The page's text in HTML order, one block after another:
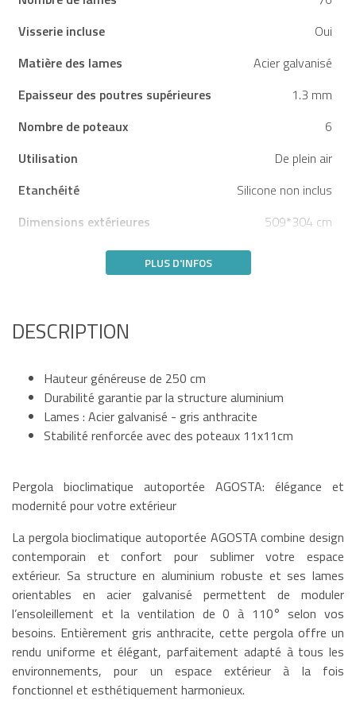
Visserie incluse
Oui
Matière des lames
Acier galvanisé
Epaisseur des poutres supérieures
1.3 mm
Nombre de poteaux
6
Utilisation
De plein air
Etanchéité
Silicone non inclus
Dimensions extérieures
509*304 cm
PLUS D'INFOS
DESCRIPTION
Hauteur généreuse de 250 cm
Durabilité garantie par la structure aluminium
Lames : Acier galvanisé - gris anthracite
Stabilité renforcée avec des poteaux 11x11cm
Pergola bioclimatique autoportée AGOSTA: élégance et
modernité pour votre extérieur
La pergola bioclimatique autoportée AGOSTA combine design
contemporain et confort pour sublimer votre espace
extérieur. Sa structure en aluminium robuste et ses lames
orientables en acier galvanisé permettent de moduler
l’ensoleillement et la ventilation de 0 à 110° selon vos
besoins. Entièrement gris anthracite, cette pergola offre un
rendu uniforme et élégant, parfaitement adapté à tous les
environnements, pour un espace extérieur à la fois
fonctionnel et esthétiquement harmonieux.